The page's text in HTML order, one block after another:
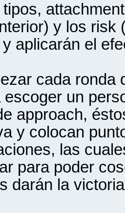
y los risk
aplicarán el
cada ronda
escoger un
approach,
y colocan
las
para poder
darán la